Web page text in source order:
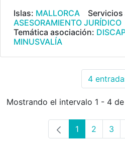
Islas: MALLORCA
ASESORAMIENTO JURÍDICO
Temática asociación:
MINUSVALÍA
4
Mostrando el intervalo 1 - 4
Página
1 Página
2 3